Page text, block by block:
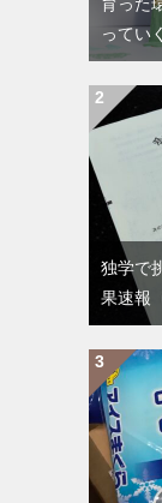
ってい
独学で
果速報